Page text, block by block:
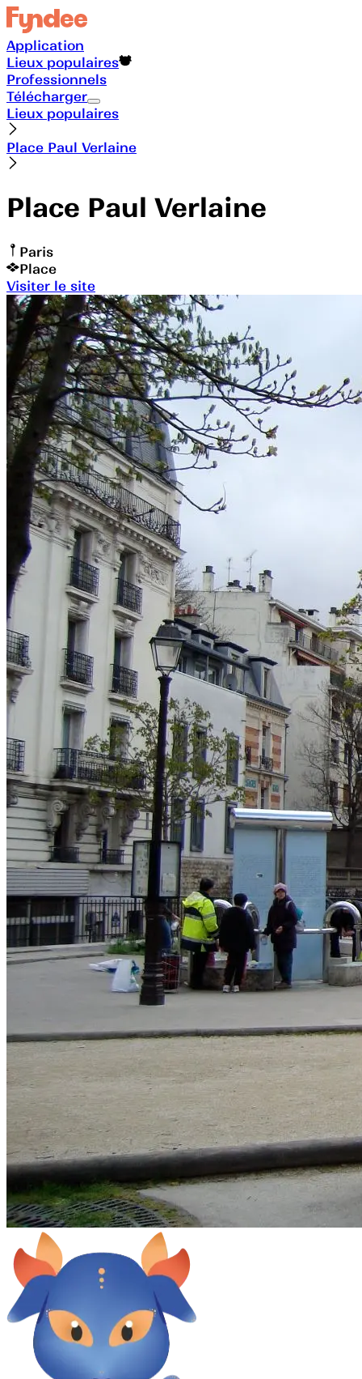
Application
Lieux populaires
Professionnels
Télécharger
Lieux populaires
Place Paul Verlaine
Place Paul Verlaine
Paris
Place
Visiter le site